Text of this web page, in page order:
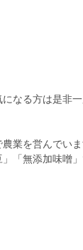
なる方は是非
業を営んでい
「無添加味噌」